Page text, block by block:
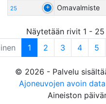
25 Omavalmiste
Näytetään rivit 1 - 25
1 2 3 4 5
© 2026 - Palvelu
Ajoneuvojen avoin
Aineiston